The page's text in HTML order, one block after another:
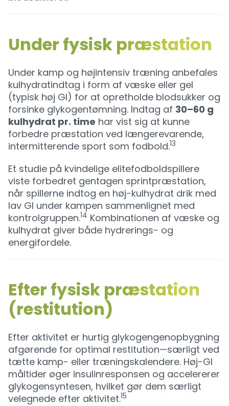
Under fysisk præstation
Under kamp og højintensiv træning anbefales
kulhydratindtag i form af væske eller gel
(typisk høj GI) for at opretholde blodsukker og
forsinke glykogentømning. Indtag af 30–60 g
kulhydrat pr. time har vist sig at kunne
forbedre præstation ved længerevarende,
intermitterende sport som fodbold.13
Et studie på kvindelige elitefodboldspillere
viste forbedret gentagen sprintpræstation,
når spillerne indtog en høj-kulhydrat drik med
lav GI under kampen sammenlignet med
kontrolgruppen.14 Kombinationen af væske og
kulhydrat giver både hydrerings- og
energifordele.
Efter fysisk præstation
(restitution)
Efter aktivitet er hurtig glykogengenopbygning
afgørende for optimal restitution—særligt ved
tætte kamp- eller træningskalendere. Høj-GI
måltider øger insulinresponsen og accelererer
glykogensyntesen, hvilket gør dem særligt
velegnede efter aktivitet.15